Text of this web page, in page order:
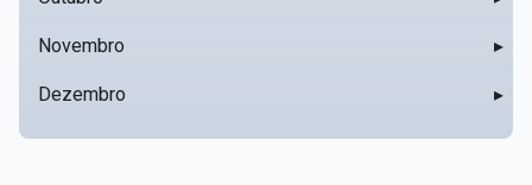
Novembro ▸
Dezembro ▸